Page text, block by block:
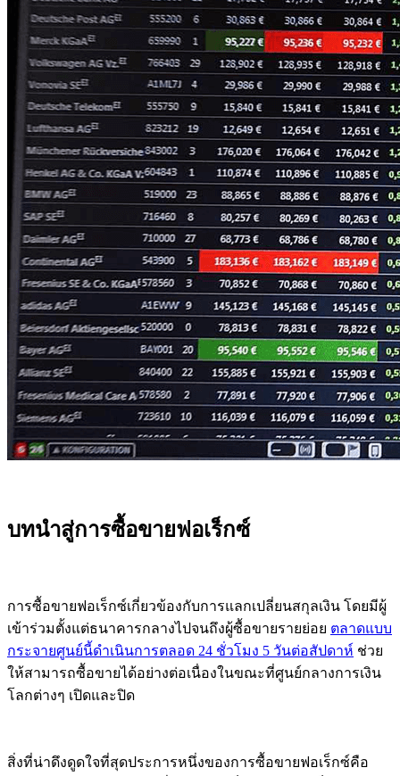
บทนำสู่การซื้อขายฟอเร็กซ์
การซื้อขายฟอเร็กซ์เกี่ยวข้องกับการแลกเปลี่ยนสกุลเงิน โดยมีผู้
เข้าร่วมตั้งแต่ธนาคารกลางไปจนถึงผู้ซื้อขายรายย่อย ตลาดแบบ
กระจายศูนย์นี้ดำเนินการตลอด 24 ชั่วโมง 5 วันต่อสัปดาห์ ช่วย
ให้สามารถซื้อขายได้อย่างต่อเนื่องในขณะที่ศูนย์กลางการเงิน
โลกต่างๆ เปิดและปิด
สิ่งที่น่าดึงดูดใจที่สุดประการหนึ่งของการซื้อขายฟอเร็กซ์คือ